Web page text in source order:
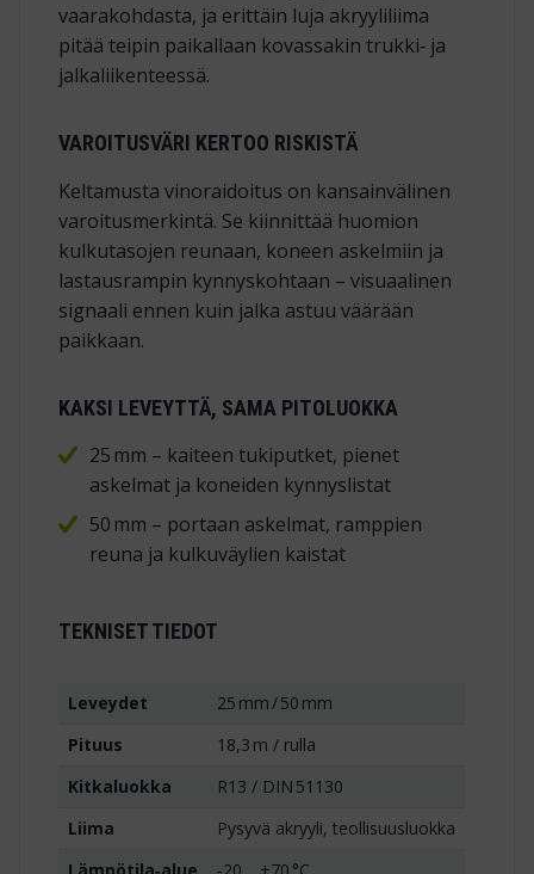
vaarakohdasta, ja erittäin luja akryyli­liima
pitää teipin paikallaan kovassakin trukki‑ ja
jalkaliikenteessä.
VAROITUSVÄRI KERTOO RISKISTÄ
Keltamusta vinoraidoitus on kansainvälinen
varoitus­merkintä. Se kiinnittää huomion
kulkutasojen reunaan, koneen askelmiin ja
lastaus­rampin kynnys­kohtaan – visuaalinen
signaali ennen kuin jalka astuu väärään
paikkaan.
KAKSI LEVEYTTÄ, SAMA PITOLUOKKA
25 mm – kaiteen tukiputket, pienet
askelmat ja koneiden kynnys­listat
50 mm – portaan askelmat, ramppien
reuna ja kulku­väylien kaistat
TEKNISET TIEDOT
Leveydet
25 mm / 50 mm
Pituus
18,3 m / rulla
Kitkaluokka
R13 / DIN 51130
Liima
Pysyvä akryyli, teollisuusluokka